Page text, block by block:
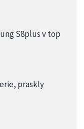
S8plus v top
praskly